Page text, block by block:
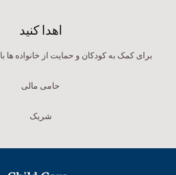
اهدا کنید
برای کمک به کودکان و حمایت از خانواده ها با CCRC داوطلب شوید
حامی مالی
شریک